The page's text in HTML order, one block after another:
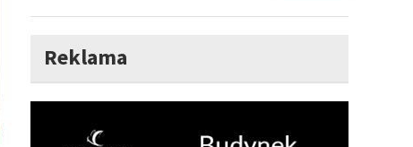
Reklama